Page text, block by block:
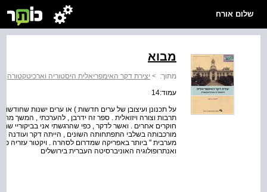
שלום אורח
מבוא
מתוך: > יצירת דקר האימפריאלית היסטוריה וארכיטקטורה
עמוד:14
על תכנונן ועיצובן של ערים חדשות ) או ערים ישנות
תרבות וצורה ויזואלית . ספר זה ידרבן , להערכתי , המשך
חוקרים אחרים . ואשר לדקר , כפי שהרגשתי אני בביקוריי
מורכבותה בשלבי התפתחותה השונים , הייתה דקר ועודנה
מערבית " ביותר באפריקה שמדרום לסהרה . ויקטור עזריה
ואנתרופולוגיה האוניברסיטה העברית בירושלים